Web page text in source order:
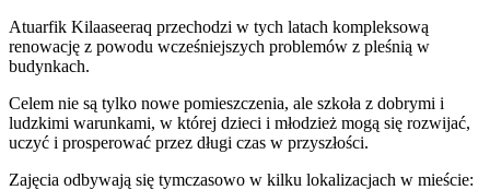
Atuarfik Kilaaseeraq przechodzi w tych latach kompleksową
renowację z powodu wcześniejszych problemów z pleśnią w
budynkach.
Celem nie są tylko nowe pomieszczenia, ale szkoła z dobrymi i
ludzkimi warunkami, w której dzieci i młodzież mogą się rozwijać,
uczyć i prosperować przez długi czas w przyszłości.
Zajęcia odbywają się tymczasowo w kilku lokalizacjach w mieście: